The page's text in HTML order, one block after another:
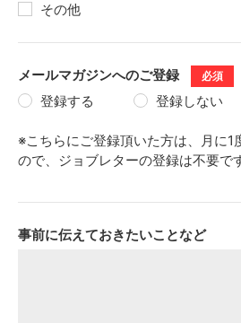
その他
メールマガジンへのご登録 必須
登録する 登録しない
※こちらにご登録頂いた方は、月に1
ので、ジョブレターの登録は不要で
事前に伝えておきたいことなど